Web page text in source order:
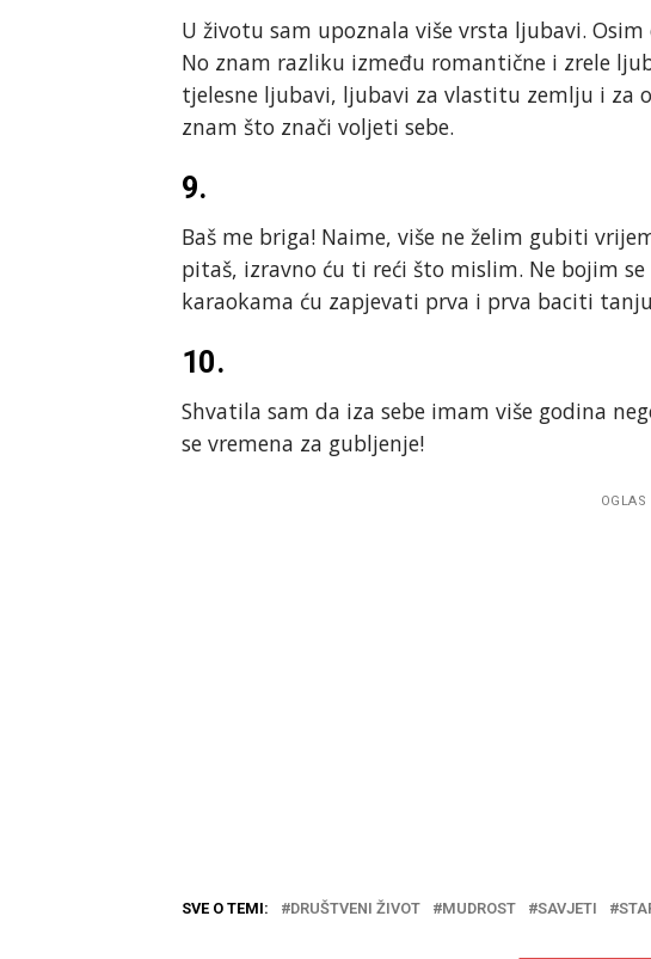
U životu sam upoznala više vrsta ljubavi.
No znam razliku između romantične i zrele
tjelesne ljubavi, ljubavi za vlastitu zemlju i za
znam što znači voljeti sebe.
9.
Baš me briga! Naime, više ne želim gubiti
pitaš, izravno ću ti reći što mislim. Ne bojim
karaokama ću zapjevati prva i prva baciti
10.
Shvatila sam da iza sebe imam više godina
se vremena za gubljenje!
OGLAS
SVE O TEMI: DRUŠTVENI ŽIVOT MUDROST SAVJETI